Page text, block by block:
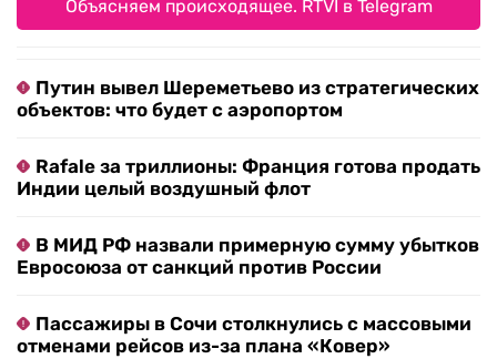
Объясняем происходящее. RTVI в Telegram
Путин вывел Шереметьево из стратегических
объектов: что будет с аэропортом
Rafale за триллионы: Франция готова продать
Индии целый воздушный флот
В МИД РФ назвали примерную сумму убытков
Евросоюза от санкций против России
Пассажиры в Сочи столкнулись с массовыми
отменами рейсов из-за плана «Ковер»